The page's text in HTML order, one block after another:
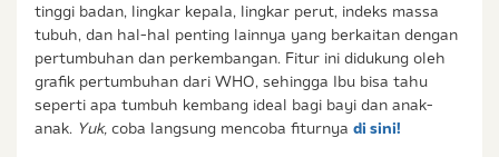
tinggi badan, lingkar kepala, lingkar perut, indeks massa
tubuh, dan hal-hal penting lainnya yang berkaitan dengan
pertumbuhan dan perkembangan. Fitur ini didukung oleh
grafik pertumbuhan dari WHO, sehingga Ibu bisa tahu
seperti apa tumbuh kembang ideal bagi bayi dan anak-
anak. Yuk, coba langsung mencoba fiturnya di sini!